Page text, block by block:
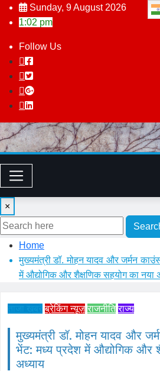
Skip
Sunday, 9 August 2026
1:02 pm
Follow Us
×
Home
मुख्यमंत्री डॉ. मोहन यादव और जर्मन
में औद्योगिक और शैक्षणिक सहयोग का नया
ब्रेकिंग न्यूज़ राजनीति राज्य
मुख्यमंत्री डॉ. मोहन यादव और
भेंट: मध्य प्रदेश में औद्योगिक और
अध्याय